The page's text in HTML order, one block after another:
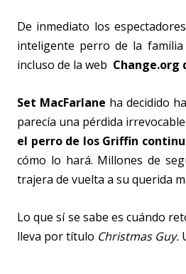
De inmediato los
inteligente perro de la
incluso de la web Change.org
Set MacFarlane ha decidido
parecía una pérdida
el perro de los Griffin
cómo lo hará. Millones de
trajera de vuelta a su querida
Lo que sí se sabe es cuándo
lleva por título Christmas Guy.